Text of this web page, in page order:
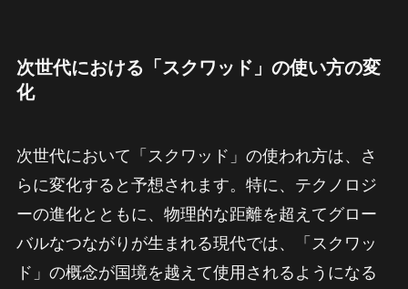
次世代における「スクワッド」の使い方の変
化
次世代において「スクワッド」の使われ方は、さ
らに変化すると予想されます。特に、テクノロジ
ーの進化とともに、物理的な距離を超えてグロー
バルなつながりが生まれる現代では、「スクワッ
ド」の概念が国境を越えて使用されるようになる